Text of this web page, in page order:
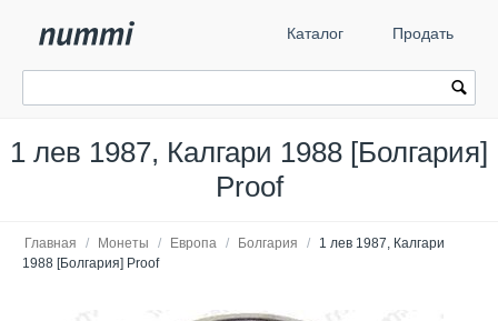
Каталог Продать
1 лев 1987, Калгари 1988 [Болгария]
Proof
Главная / Монеты / Европа / Болгария /
1 лев 1987, Калгари
1988 [Болгария] Proof